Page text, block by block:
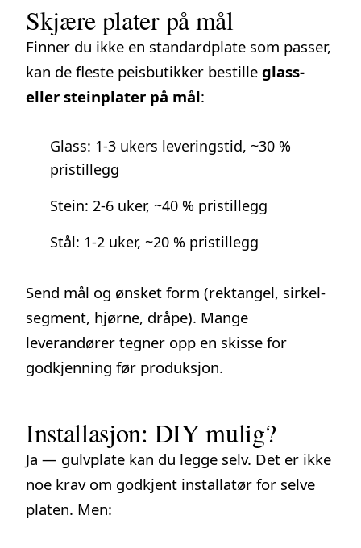
Skjære plater på mål
Finner du ikke en standardplate som passer,
kan de fleste peisbutikker bestille glass-
eller steinplater på mål:
Glass: 1-3 ukers leveringstid, ~30 %
pristillegg
Stein: 2-6 uker, ~40 % pristillegg
Stål: 1-2 uker, ~20 % pristillegg
Send mål og ønsket form (rektangel, sirkel-
segment, hjørne, dråpe). Mange
leverandører tegner opp en skisse for
godkjenning før produksjon.
Installasjon: DIY mulig?
Ja — gulvplate kan du legge selv. Det er ikke
noe krav om godkjent installatør for selve
platen. Men: